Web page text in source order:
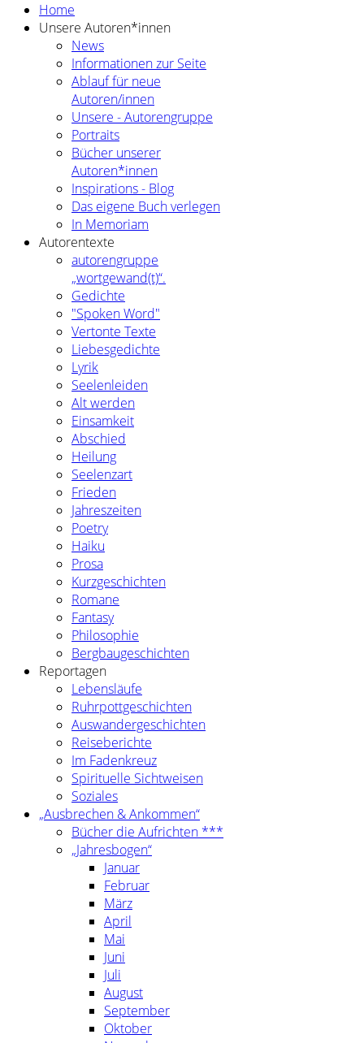
Home
Unsere Autoren*innen
News
Informationen zur Seite
Ablauf für neue
Autoren/innen
Unsere - Autorengruppe
Portraits
Bücher unserer
Autoren*innen
Inspirations - Blog
Das eigene Buch verlegen
In Memoriam
Autorentexte
autorengruppe
„wortgewand(t)“.
Gedichte
"Spoken Word"
Vertonte Texte
Liebesgedichte
Lyrik
Seelenleiden
Alt werden
Einsamkeit
Abschied
Heilung
Seelenzart
Frieden
Jahreszeiten
Poetry
Haiku
Prosa
Kurzgeschichten
Romane
Fantasy
Philosophie
Bergbaugeschichten
Reportagen
Lebensläufe
Ruhrpottgeschichten
Auswandergeschichten
Reiseberichte
Im Fadenkreuz
Spirituelle Sichtweisen
Soziales
„Ausbrechen & Ankommen“
Bücher die Aufrichten ***
„Jahresbogen“
Januar
Februar
März
April
Mai
Juni
Juli
August
September
Oktober